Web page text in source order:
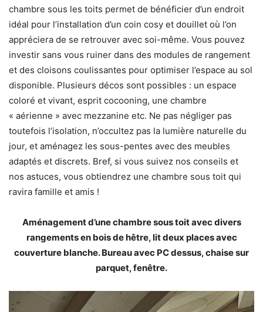
chambre sous les toits permet de bénéficier d’un endroit
idéal pour l’installation d’un coin cosy et douillet où l’on
appréciera de se retrouver avec soi-même. Vous pouvez
investir sans vous ruiner dans des modules de rangement
et des cloisons coulissantes pour optimiser l’espace au sol
disponible. Plusieurs décos sont possibles : un espace
coloré et vivant, esprit cocooning, une chambre
« aérienne » avec mezzanine etc. Ne pas négliger pas
toutefois l’isolation, n’occultez pas la lumière naturelle du
jour, et aménagez les sous-pentes avec des meubles
adaptés et discrets. Bref, si vous suivez nos conseils et
nos astuces, vous obtiendrez une chambre sous toit qui
ravira famille et amis !
Aménagement d’une chambre sous toit avec divers
rangements en bois de hêtre, lit deux places avec
couverture blanche. Bureau avec PC dessus, chaise sur
parquet, fenêtre.